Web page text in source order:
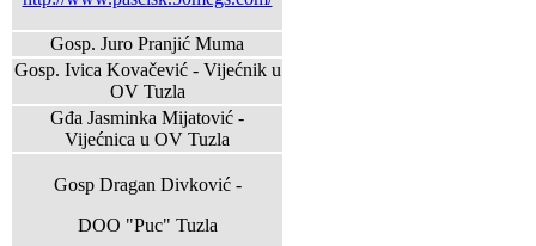
Gosp. Juro Pranjić Muma
Gosp. Ivica Kovačević - Vijećnik u
OV Tuzla
Gđa Jasminka Mijatović -
Vijećnica u OV Tuzla
Gosp Dragan Divković -
DOO "Puc" Tuzla